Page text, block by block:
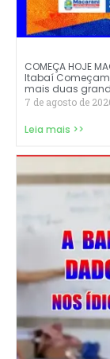
COMEÇA HOJE
Itabaí Começam
mais duas
7 de agosto de
Leia mais >>